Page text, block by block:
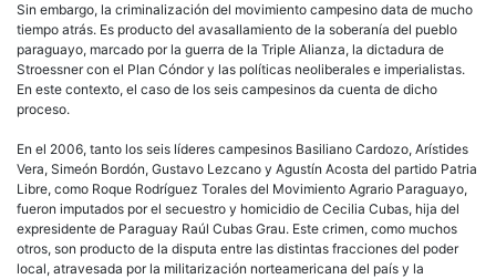
Sin embargo, la criminalización del movimiento campesino data de mucho
tiempo atrás. Es producto del avasallamiento de la soberanía del pueblo
paraguayo, marcado por la guerra de la Triple Alianza, la dictadura de
Stroessner con el Plan Cóndor y las políticas neoliberales e imperialistas.
En este contexto, el caso de los seis campesinos da cuenta de dicho
proceso.
En el 2006, tanto los seis líderes campesinos Basiliano Cardozo, Arístides
Vera, Simeón Bordón, Gustavo Lezcano y Agustín Acosta del partido Patria
Libre, como Roque Rodríguez Torales del Movimiento Agrario Paraguayo,
fueron imputados por el secuestro y homicidio de Cecilia Cubas, hija del
expresidente de Paraguay Raúl Cubas Grau. Este crimen, como muchos
otros, son producto de la disputa entre las distintas fracciones del poder
local, atravesada por la militarización norteamericana del país y la